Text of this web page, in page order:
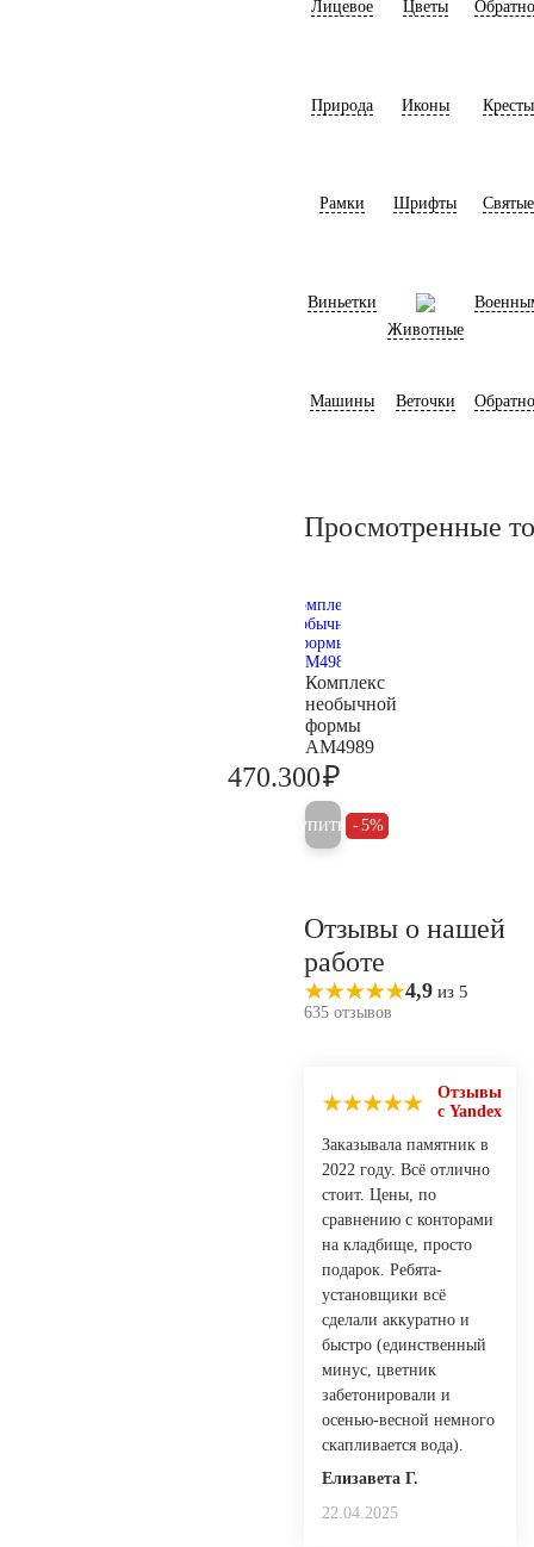
Лицевое Цветы
Природа Иконы Кресты
Рамки Шрифты Святые
Виньетки
Животные
Машины Веточки
Просмотренные
Комплекс
необычной
формы
AM4989
470.300₽
Купить 5%
Отзывы о нашей
работе
4,9 из 5
635 отзывов
Отзывы
с Yandex
Заказывала памятник в
2022 году. Всё отлично
стоит. Цены, по
сравнению с конторами
на кладбище, просто
подарок. Ребята-
установщики всё
сделали аккуратно и
быстро (единственный
минус, цветник
забетонировали и
осенью-весной немного
скапливается вода).
Елизавета Г.
22.04.2025